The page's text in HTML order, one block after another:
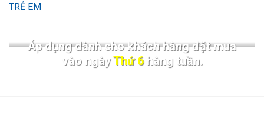
TRẺ EM
Áp dụng dành cho khách hàng đặt mua
vào ngàyThứ 6hàng tuần.